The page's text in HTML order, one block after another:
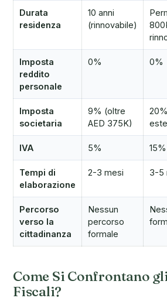
Durata
residenza
10 anni
(rinnovabile)
Imposta
reddito
personale
0% 0%
Imposta
societaria
9% (oltre
AED 375K)
IVA 5% 15%
Tempi di
elaborazione
2-3 mesi 3-5
Percorso
verso la
cittadinanza
Nessun
percorso
formale
Come Si Confrontano
Fiscali?